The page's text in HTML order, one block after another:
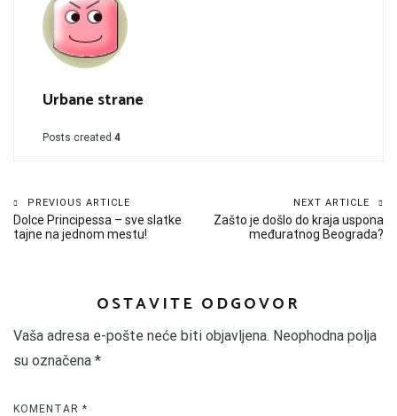
Urbane strane
Posts created 4
Kretanje
članka
PREVIOUS ARTICLE
Dolce Principessa – sve slatke
tajne na jednom mestu!
NEXT ARTICLE
Zašto je došlo do kraja uspona
međuratnog Beograda?
OSTAVITE ODGOVOR
Vaša adresa e-pošte neće biti objavljena. Neophodna polja
su označena *
KOMENTAR *